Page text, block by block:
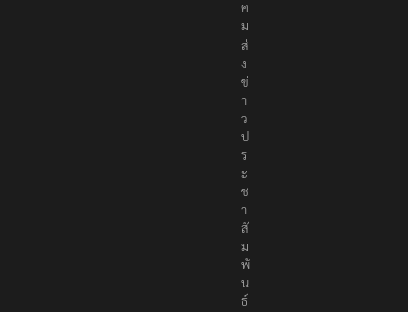
สั
ง
ค
ม
ส่
ง
ข่
า
ว
ป
ร
ะ
ช
า
สั
ม
พั